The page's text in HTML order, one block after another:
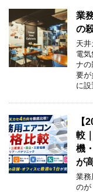
業
の
天
電
ナの
要が
に
【
較
機
が
業務
のが